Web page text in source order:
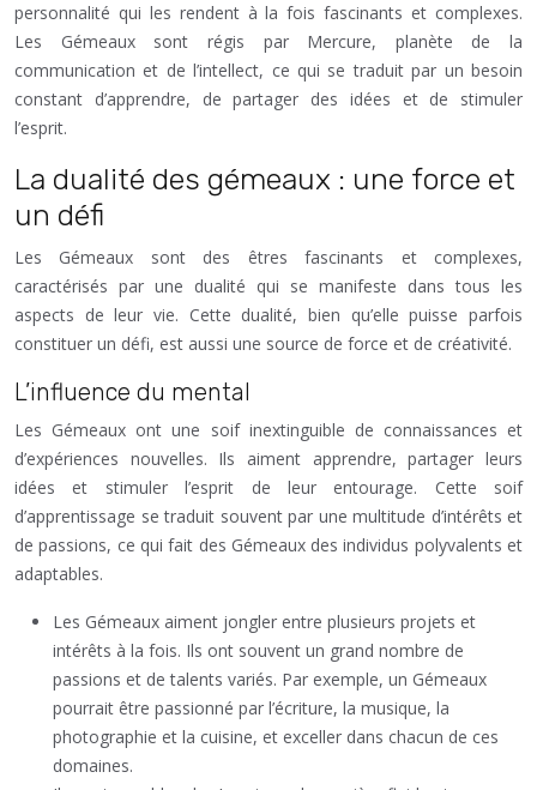
personnalité qui les rendent à la fois fascinants et complexes.
Les Gémeaux sont régis par Mercure, planète de la
communication et de l’intellect, ce qui se traduit par un besoin
constant d’apprendre, de partager des idées et de stimuler
l’esprit.
La dualité des gémeaux : une force et
un défi
Les Gémeaux sont des êtres fascinants et complexes,
caractérisés par une dualité qui se manifeste dans tous les
aspects de leur vie. Cette dualité, bien qu’elle puisse parfois
constituer un défi, est aussi une source de force et de créativité.
L’influence du mental
Les Gémeaux ont une soif inextinguible de connaissances et
d’expériences nouvelles. Ils aiment apprendre, partager leurs
idées et stimuler l’esprit de leur entourage. Cette soif
d’apprentissage se traduit souvent par une multitude d’intérêts et
de passions, ce qui fait des Gémeaux des individus polyvalents et
adaptables.
Les Gémeaux aiment jongler entre plusieurs projets et
intérêts à la fois. Ils ont souvent un grand nombre de
passions et de talents variés. Par exemple, un Gémeaux
pourrait être passionné par l’écriture, la musique, la
photographie et la cuisine, et exceller dans chacun de ces
domaines.